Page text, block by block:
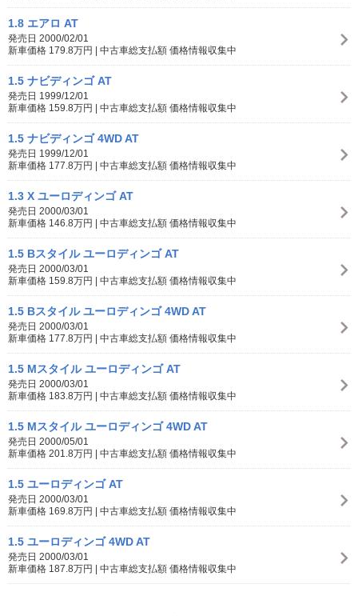
1.8 エアロ AT
発売日 2000/02/01
新車価格 179.8万円 | 中古車総支払額 価格情報収集中
1.5 ナビディンゴ AT
発売日 1999/12/01
新車価格 159.8万円 | 中古車総支払額 価格情報収集中
1.5 ナビディンゴ 4WD AT
発売日 1999/12/01
新車価格 177.8万円 | 中古車総支払額 価格情報収集中
1.3 X ユーロディンゴ AT
発売日 2000/03/01
新車価格 146.8万円 | 中古車総支払額 価格情報収集中
1.5 Bスタイル ユーロディンゴ AT
発売日 2000/03/01
新車価格 159.8万円 | 中古車総支払額 価格情報収集中
1.5 Bスタイル ユーロディンゴ 4WD AT
発売日 2000/03/01
新車価格 177.8万円 | 中古車総支払額 価格情報収集中
1.5 Mスタイル ユーロディンゴ AT
発売日 2000/03/01
新車価格 183.8万円 | 中古車総支払額 価格情報収集中
1.5 Mスタイル ユーロディンゴ 4WD AT
発売日 2000/05/01
新車価格 201.8万円 | 中古車総支払額 価格情報収集中
1.5 ユーロディンゴ AT
発売日 2000/03/01
新車価格 169.8万円 | 中古車総支払額 価格情報収集中
1.5 ユーロディンゴ 4WD AT
発売日 2000/03/01
新車価格 187.8万円 | 中古車総支払額 価格情報収集中